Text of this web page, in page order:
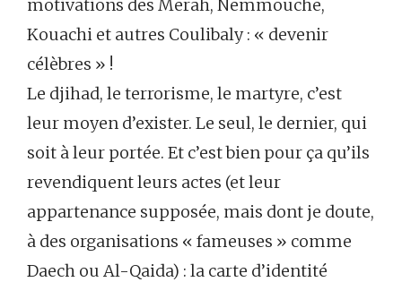
motivations des Merah, Nemmouche,
Kouachi et autres Coulibaly : « devenir
célèbres » !
Le djihad, le terrorisme, le martyre, c’est
leur moyen d’exister. Le seul, le dernier, qui
soit à leur portée. Et c’est bien pour ça qu’ils
revendiquent leurs actes (et leur
appartenance supposée, mais dont je doute,
à des organisations « fameuses » comme
Daech ou Al-Qaida) : la carte d’identité